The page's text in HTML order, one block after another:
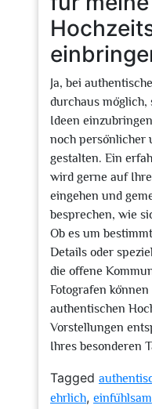
Ja, bei
durchaus möglich,
Ideen
noch persönlicher
gestalten. Ein
wird gerne auf
eingehen und
besprechen, wie
Ob es um
Details oder
die offene
Fotografen
authentischen
Vorstellungen
Ihres besonderen
Tagged
ehrlich, einfühlsam